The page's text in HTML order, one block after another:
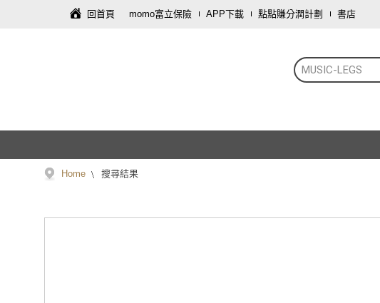
回首頁 momo富立保險 APP下載 點點賺分潤計劃 書店
MUSIC-LEGS
Home 搜尋結果